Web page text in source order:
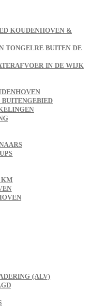
KOUDENHOVEN &
TONGELRE BUITEN DE
IN DE WIJK
KM
(ALV)